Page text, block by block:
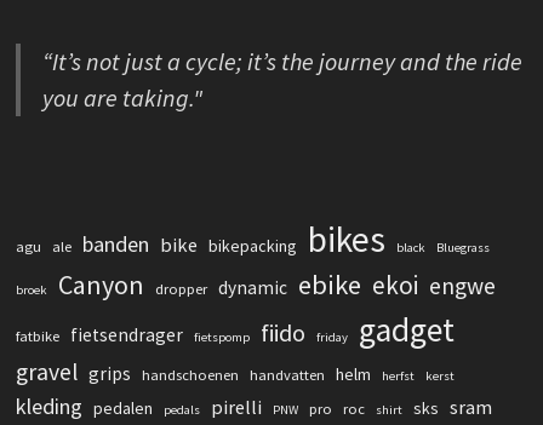
“It’s not just a cycle; it’s the journey and the ride
you are taking."
agu ale banden bike bikepacking bikes black Bluegrass
broek Canyon dropper dynamic ebike ekoi engwe
fatbike fietsendrager fietspomp fiido friday gadget
gravel grips handschoenen handvatten helm herfst kerst
kleding pedalen pedals pirelli PNW pro roc shirt sks sram